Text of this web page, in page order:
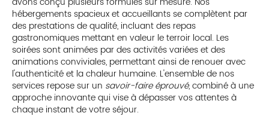
hébergements spacieux et accueillants se complètent par
des prestations de qualité, incluant des repas
gastronomiques mettant en valeur le terroir local. Les
soirées sont animées par des activités variées et des
animations conviviales, permettant ainsi de renouer avec
l'authenticité et la chaleur humaine. L'ensemble de nos
services repose sur un savoir-faire éprouvé, combiné à une
approche innovante qui vise à dépasser vos attentes à
chaque instant de votre séjour.